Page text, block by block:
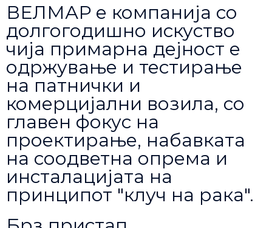
ВЕЛМАР е компанија со
долгогодишно искуство
чија примарна дејност е
одржување и тестирање
на патнички и
комерцијални возила, со
главен фокус на
проектирање, набавката
на соодветна опрема и
инсталацијата на
принципот "клуч на рака".